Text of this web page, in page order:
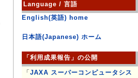
Language / 言語
English(英語) home
日本語(Japanese) ホーム
「利用成果報告」の公開
「 JAXA スーパーコンピュータシス